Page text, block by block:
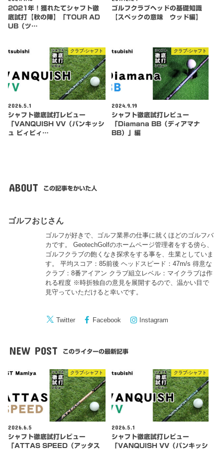
2021年！獲れたてシャフト徹
底試打【秋の陣】「TOUR AD
UB（ツ…
ゴルフクラブヘッドの基礎知識
【スペックの意味 ウッド編】
クラブ-シャフト
2026.5.1
シャフト徹底試打レビュー
「VANQUISH VV（バンキッシ
ュ ビィビィ…
クラブ-シャフト
2024.9.19
シャフト徹底試打レビュー
「Diamana BB（ディアマナ
BB）」編
ABOUT この記事をかいた人
ゴルフおじさん
ゴルフが好きで、ゴルフ業界の仕事に就くほどのゴルフバ
カです。 GeotechGolfのホームページ管理者をする傍ら、
ゴルフクラブの飽くなき探求をする事を、生業としていま
す。 平均スコア：85前後 ヘッドスピード：47m/s 得意な
クラブ：8番アイアン クラブ組立レベル：マイクラブは作
れる程度 ※時折独自の意見を展開するので、温かい目で
見守っていただけると幸いです。
Twitter Facebook Instagram
NEW POST このライターの最新記事
クラブ-シャフト
2026.6.5
シャフト徹底試打レビュー
「ATTAS SPEED（アッタス
クラブ-シャフト
2026.5.1
シャフト徹底試打レビュー
「VANQUISH VV（バンキッシ